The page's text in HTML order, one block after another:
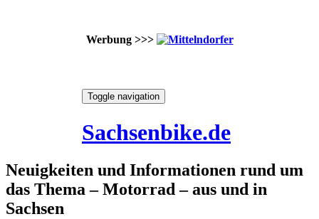
Werbung >>>
Toggle navigation
Sachsenbike.de
Neuigkeiten und Informationen rund um
das Thema – Motorrad – aus und in
Sachsen